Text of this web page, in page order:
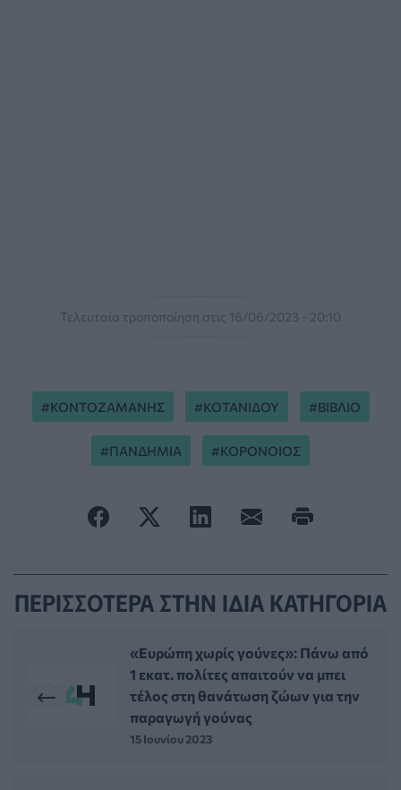
Τελευταία τροποποίηση στις 16/06/2023 - 20:10
ΚΟΝΤΟΖΑΜΑΝΗΣ ΚΟΤΑΝΙΔΟΥ ΒΙΒΛΙΟ
ΠΑΝΔΗΜΙΑ ΚΟΡΟΝΟΙΟΣ
ΠΕΡΙΣΣΟΤΕΡΑ ΣΤΗΝ ΙΔΙΑ ΚΑΤΗΓΟΡΙΑ
«Ευρώπη χωρίς γούνες»: Πάνω από
1 εκατ. πολίτες απαιτούν να μπει
τέλος στη θανάτωση ζώων για την
παραγωγή γούνας
15 Ιουνίου 2023